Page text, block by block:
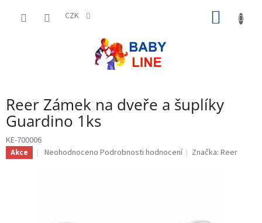
CZK
Reer Zámek na dveře a šuplíky
Guardino 1ks
KE-700006
Akce
Průměrné
Neohodnoceno Podrobnosti hodnocení Značka:Reer